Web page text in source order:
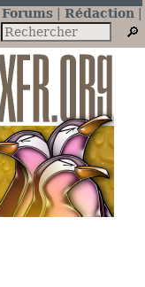
Forums
Rédaction